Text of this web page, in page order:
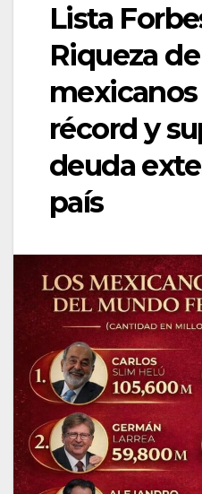
Lista
Riqueza de
mexicanos
récord y
deuda
país